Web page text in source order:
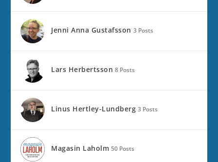
Jenni Anna Gustafsson 3 Posts
Lars Herbertsson 8 Posts
Linus Hertley-Lundberg 3 Posts
Magasin Laholm 50 Posts